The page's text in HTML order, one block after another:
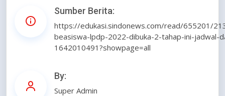
Sumber Berita:
https://edukasi.sindonews.com/read/655201/
beasiswa-lpdp-2022-dibuka-2-tahap-ini-jadwal-
1642010491?showpage=all
By:
Super Admin